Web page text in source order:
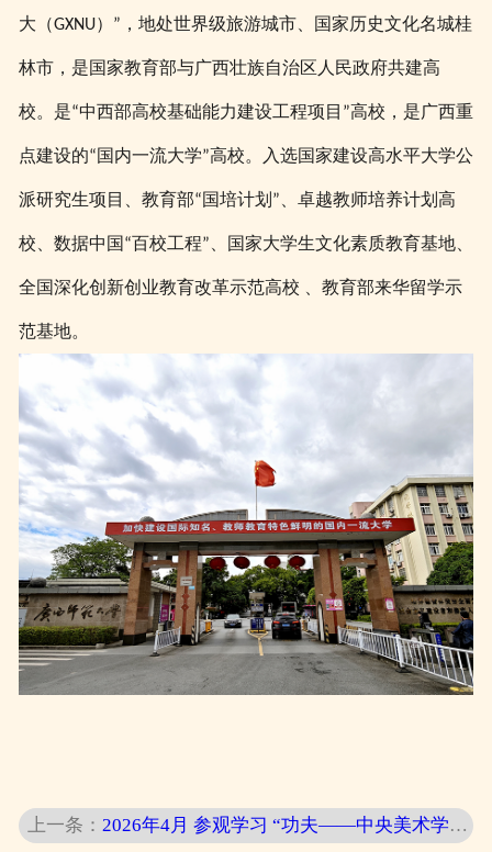
大（GXNU） ” ，地处世界级旅游城市、国家历史文化名城桂
林市，是国家教育部与广西壮族自治区人民政府共建高
校。是“中西部高校基础能力建设工程项目 ”高校，是广西重
点建设的“国内一流大学”高校。入选国家建设高水平大学公
派研究生项目、教育部“国培计划 ” 、卓越教师培养计划高
校、数据中国 “百校工程” 、国家大学生文化素质教育基地、
全国深化创新创业教育改革示范高校 、教育部来华留学示
范基地。
上一条：2026年4月 参观学习 “功夫——中央美术学院造型学科基础部教学成果展"